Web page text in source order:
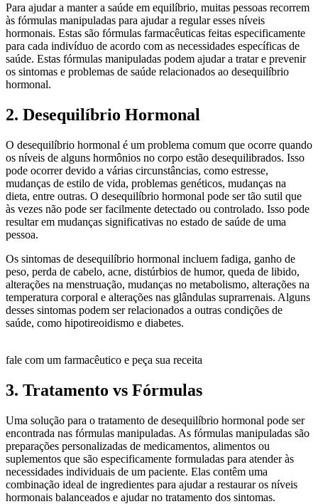
Para ajudar a manter a saúde em equilíbrio, muitas pessoas recorrem
às fórmulas manipuladas para ajudar a regular esses níveis
hormonais. Estas são fórmulas farmacêuticas feitas especificamente
para cada indivíduo de acordo com as necessidades específicas de
saúde. Estas fórmulas manipuladas podem ajudar a tratar e prevenir
os sintomas e problemas de saúde relacionados ao desequilíbrio
hormonal.
2. Desequilíbrio Hormonal
O desequilíbrio hormonal é um problema comum que ocorre quando
os níveis de alguns hormônios no corpo estão desequilibrados. Isso
pode ocorrer devido a várias circunstâncias, como estresse,
mudanças de estilo de vida, problemas genéticos, mudanças na
dieta, entre outras. O desequilíbrio hormonal pode ser tão sutil que
às vezes não pode ser facilmente detectado ou controlado. Isso pode
resultar em mudanças significativas no estado de saúde de uma
pessoa.
Os sintomas de desequilíbrio hormonal incluem fadiga, ganho de
peso, perda de cabelo, acne, distúrbios de humor, queda de libido,
alterações na menstruação, mudanças no metabolismo, alterações na
temperatura corporal e alterações nas glândulas suprarrenais. Alguns
desses sintomas podem ser relacionados a outras condições de
saúde, como hipotireoidismo e diabetes.
fale com um farmacêutico e peça sua receita
3. Tratamento vs Fórmulas
Uma solução para o tratamento de desequilíbrio hormonal pode ser
encontrada nas fórmulas manipuladas. As fórmulas manipuladas são
preparações personalizadas de medicamentos, alimentos ou
suplementos que são especificamente formuladas para atender às
necessidades individuais de um paciente. Elas contêm uma
combinação ideal de ingredientes para ajudar a restaurar os níveis
hormonais balanceados e ajudar no tratamento dos sintomas.